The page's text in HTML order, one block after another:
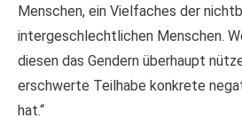
Menschen, ein Vielfaches der
intergeschlechtlichen Menschen.
diesen das Gendern überhaupt
erschwerte Teilhabe konkrete
hat.“